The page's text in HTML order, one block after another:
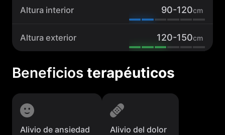
Altura interior 90-120cm
Altura exterior 120-150cm
Beneficios terapéuticos
Alivio de ansiedad Alivio del dolor